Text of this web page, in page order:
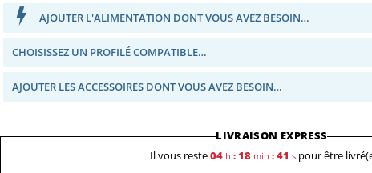
AJOUTER L'ALIMENTATION DONT VOUS AVEZ BESOIN…
CHOISISSEZ UN PROFILÉ COMPATIBLE…
AJOUTER LES ACCESSOIRES DONT VOUS AVEZ BESOIN…
LIVRAISON EXPRESS
Il vous reste04 h : 18 min : 40 s pour être